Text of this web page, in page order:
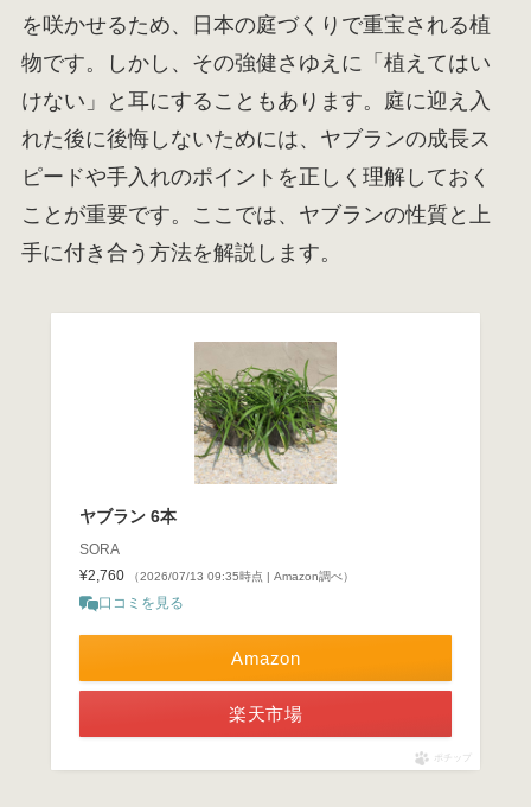
を咲かせるため、日本の庭づくりで重宝される植
物です。しかし、その強健さゆえに「植えてはい
けない」と耳にすることもあります。庭に迎え入
れた後に後悔しないためには、ヤブランの成長ス
ピードや手入れのポイントを正しく理解しておく
ことが重要です。ここでは、ヤブランの性質と上
手に付き合う方法を解説します。
ヤブラン 6本
SORA
¥2,760
（2026/07/13 09:35時点 | Amazon調べ）
口コミを見る
Amazon
楽天市場
ポチップ